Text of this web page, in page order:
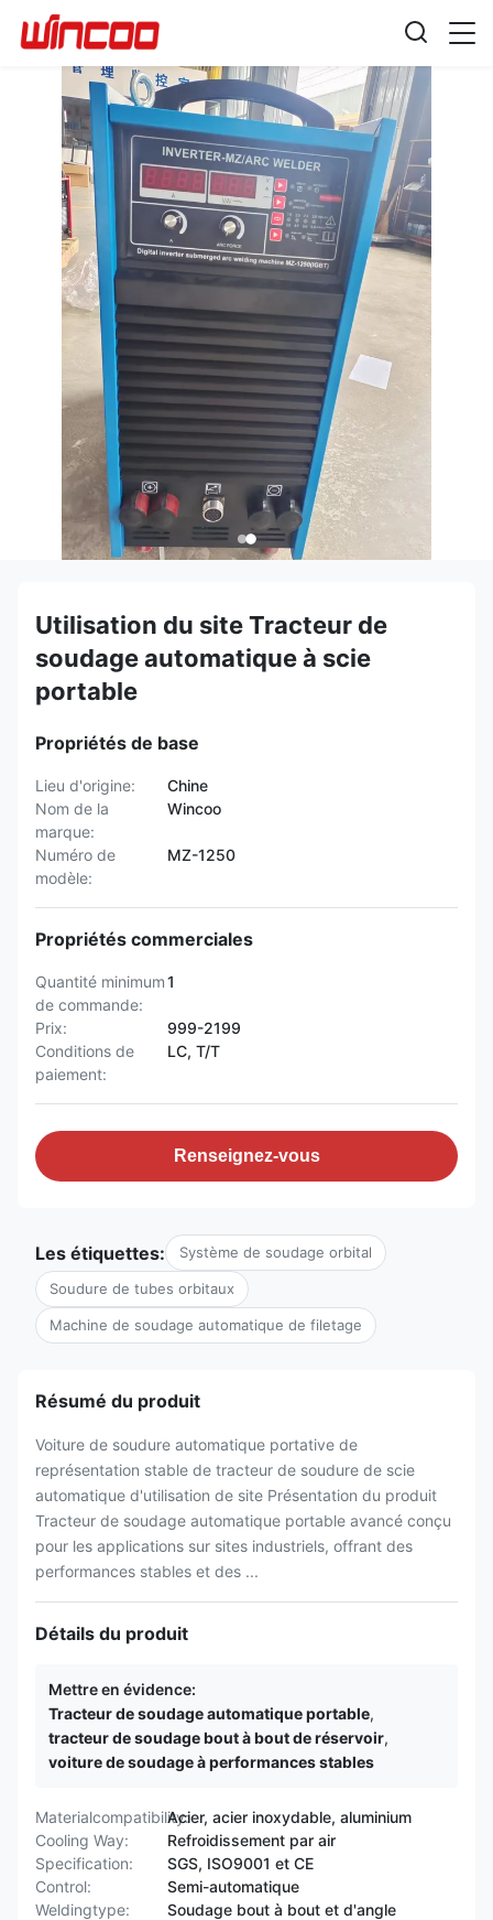
Utilisation du site Tracteur de
soudage automatique à scie
portable
Propriétés de base
Lieu d'origine:
Chine
Nom de la
marque:
Wincoo
Numéro de
modèle:
MZ-1250
Propriétés commerciales
Quantité minimum
de commande:
1
Prix:
999-2199
Conditions de
paiement:
LC, T/T
Renseignez-vous
Les étiquettes: Système de soudage orbital
Soudure de tubes orbitaux
Machine de soudage automatique de filetage
Résumé du produit
Voiture de soudure automatique portative de
représentation stable de tracteur de soudure de scie
automatique d'utilisation de site Présentation du produit
Tracteur de soudage automatique portable avancé conçu
pour les applications sur sites industriels, offrant des
performances stables et des ...
Détails du produit
Mettre en évidence:
Tracteur de soudage automatique portable,
tracteur de soudage bout à bout de réservoir,
voiture de soudage à performances stables
Materialcompatibility:Acier, acier inoxydable, aluminium
Cooling Way:
Refroidissement par air
Specification:
SGS, ISO9001 et CE
Control:
Semi-automatique
Weldingtype:
Soudage bout à bout et d'angle